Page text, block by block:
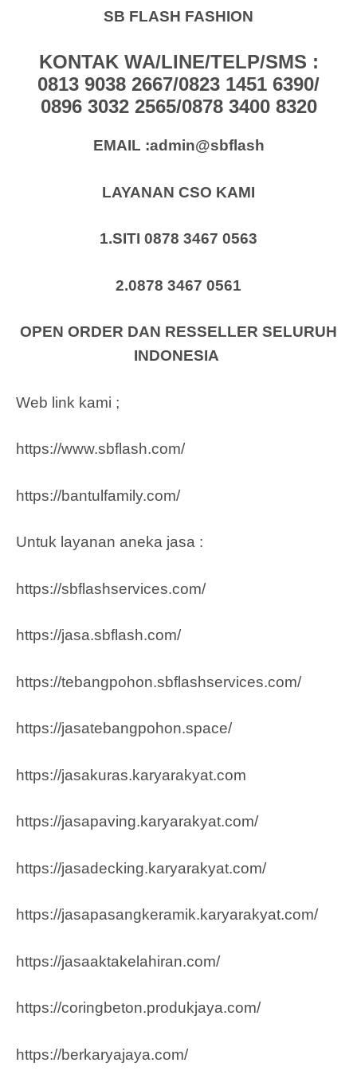
SB FLASH FASHION
KONTAK WA/LINE/TELP/SMS :
0813 9038 2667/0823 1451 6390/
0896 3032 2565/0878 3400 8320
EMAIL :admin@sbflash
LAYANAN CSO KAMI
1.SITI 0878 3467 0563
2.0878 3467 0561
OPEN ORDER DAN RESSELLER SELURUH
INDONESIA
Web link kami ;
https://www.sbflash.com/
https://bantulfamily.com/
Untuk layanan aneka jasa :
https://sbflashservices.com/
https://jasa.sbflash.com/
https://tebangpohon.sbflashservices.com/
https://jasatebangpohon.space/
https://jasakuras.karyarakyat.com
https://jasapaving.karyarakyat.com/
https://jasadecking.karyarakyat.com/
https://jasapasangkeramik.karyarakyat.com/
https://jasaaktakelahiran.com/
https://coringbeton.produkjaya.com/
https://berkaryajaya.com/